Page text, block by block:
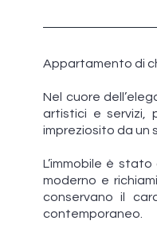
Appartamento di
Nel cuore
artistici e servizi,
impreziosito da un
L’immobile è
moderno e
conservano il
contemporaneo.